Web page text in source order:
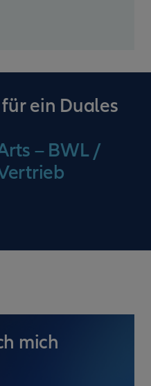
ein Duales
– BWL /
mich